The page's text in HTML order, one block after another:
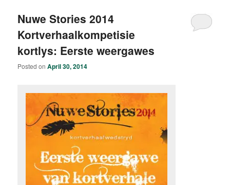
Nuwe Stories 2014
Kortverhaalkompetisie
kortlys: Eerste weergawes
Posted onApril 30, 2014